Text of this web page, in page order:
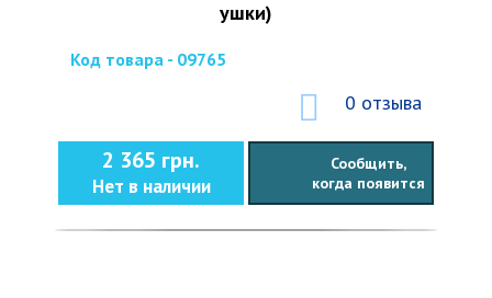
ушки)
Код товара - 09765
0 отзыва
2 365 грн.
Нет в наличии
Сообщить,
когда появится